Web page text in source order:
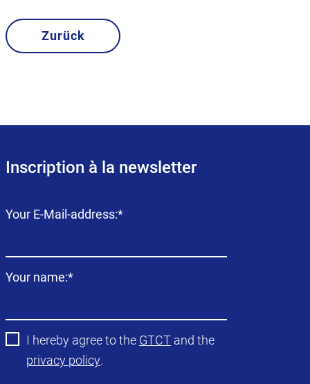
Zurück
Inscription à la newsletter
Champ
Your E-Mail-address:*
Champ
Your name:*
I hereby agree to the GTCT and the
privacy policy.